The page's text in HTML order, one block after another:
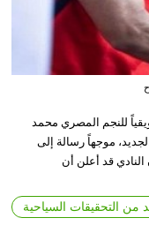
للنجم المصري محمد
موجهاً رسالة إلى
النادي قد أعلن أن
من التحقيقات السياحية